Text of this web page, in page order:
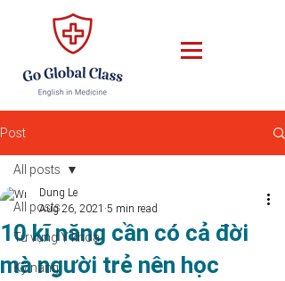
Post
All posts
Từ vựng Y khoa
Kỹ năng
All posts
10 kĩ năng cần có cả đời
mà người trẻ nên học
Dung Le
Aug 26, 2021 5 min read